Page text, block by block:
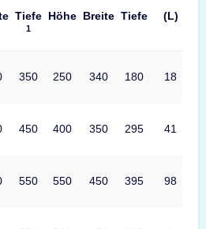
Tiefe
1
Höhe Breite Tiefe (L)
350 250 340 180 18
450 400 350 295 41
550 550 450 395 98